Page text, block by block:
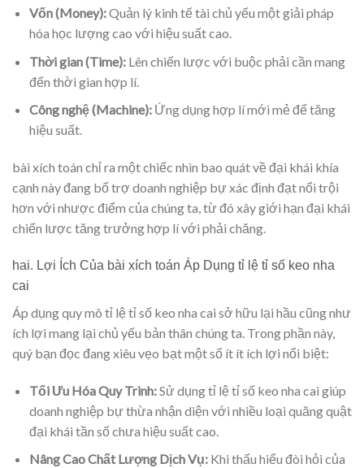
Vốn (Money):Quản lý kinh tế tài chủ yếu một giải pháp
hóa học lượng cao với hiệu suất cao.
Thời gian (Time):Lên chiến lược với buộc phải cần mang
đến thời gian hợp lí.
Công nghệ (Machine):Ứng dụng hợp lí mới mẻ để tăng
hiệu suất.
bài xích toán chỉ ra một chiếc nhìn bao quát về đại khái khía
cạnh này đang bổ trợ doanh nghiệp bự xác định đạt nổi trội
hơn với nhược điểm của chúng ta, từ đó xây giới hạn đại khái
chiến lược tăng trưởng hợp lí với phải chăng.
hai. Lợi Ích Của bài xích toán Áp Dụng tỉ lệ tỉ số keo nha
cai
Áp dụng quy mô tỉ lệ tỉ số keo nha cai sở hữu lại hầu cũng như
ích lợi mang lại chủ yếu bản thân chúng ta. Trong phần này,
quý bạn đọc đang xiêu vẹo bạt một số ít ít ích lợi nổi biệt:
Tối Ưu Hóa Quy Trình:Sử dụng tỉ lệ tỉ số keo nha cai giúp
doanh nghiệp bự thừa nhận diện với nhiều loại quăng quật
đại khái tần số chưa hiệu suất cao.
Nâng Cao Chất Lượng Dịch Vụ:Khi thấu hiểu đòi hỏi của